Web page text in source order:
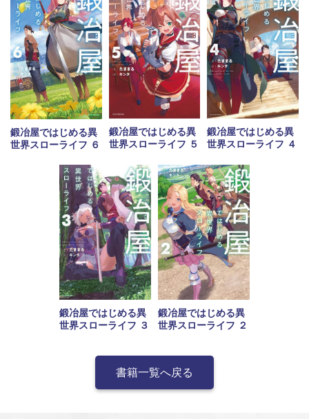
鍛冶屋ではじめる異
世界スローライフ ６
鍛冶屋ではじめる異
世界スローライフ ５
鍛冶屋ではじめる異
世界スローライフ ４
鍛冶屋ではじめる異
世界スローライフ ３
鍛冶屋ではじめる異
世界スローライフ ２
書籍一覧へ戻る